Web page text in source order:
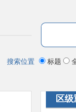
搜索位置 标题
区级